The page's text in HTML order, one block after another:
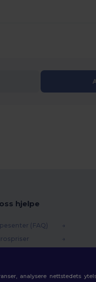
hjelpe
(FAQ)
analysere nettstedets